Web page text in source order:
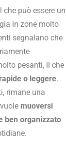
che può essere un
in zone molto
segnalano che
pesanti, il che
rapide o leggere.
rimane una
muoversi
ben organizzato